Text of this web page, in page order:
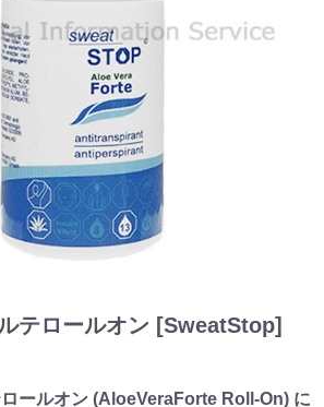
テロールオン [SweatStop]
ールオン (AloeVeraForte Roll-On) に